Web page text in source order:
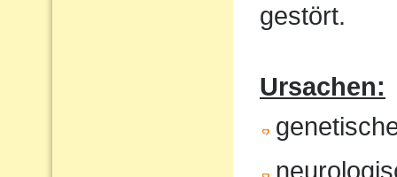
gestört.
Ursachen: